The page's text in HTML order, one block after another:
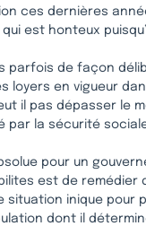
ces dernières
est honteux
parfois de façon
loyers en vigueur
il pas dépasser le
par la sécurité
pour un
est de remédier
situation inique pour
dont il